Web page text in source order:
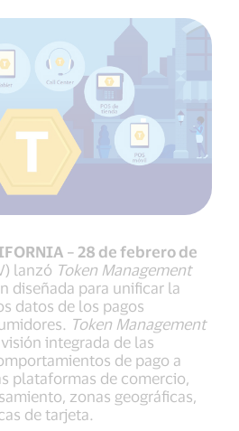
– 28 de febrero de
lanzó Token Management
diseñada para unificar la
datos de los pagos
Token Management
integrada de las
de pago a
plataformas de comercio,
zonas geográficas,
de tarjeta.